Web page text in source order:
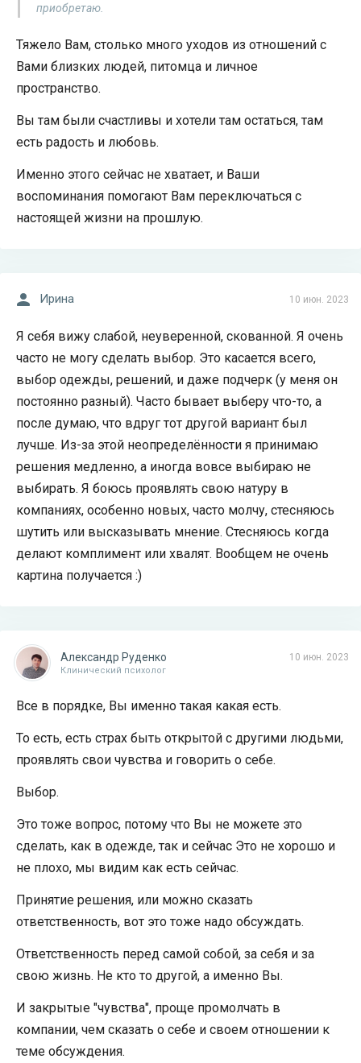
приобретаю.
Тяжело Вам, столько много уходов из отношений с
Вами близких людей, питомца и личное
пространство.
Вы там были счастливы и хотели там остаться, там
есть радость и любовь.
Именно этого сейчас не хватает, и Ваши
воспоминания помогают Вам переключаться с
настоящей жизни на прошлую.
10 июн. 2023
Ирина
Я себя вижу слабой, неуверенной, скованной. Я очень
часто не могу сделать выбор. Это касается всего,
выбор одежды, решений, и даже подчерк (у меня он
постоянно разный). Часто бывает выберу что-то, а
после думаю, что вдруг тот другой вариант был
лучше. Из-за этой неопределённости я принимаю
решения медленно, а иногда вовсе выбираю не
выбирать. Я боюсь проявлять свою натуру в
компаниях, особенно новых, часто молчу, стесняюсь
шутить или высказывать мнение. Стесняюсь когда
делают комплимент или хвалят. Вообщем не очень
картина получается :)
10 июн. 2023
Александр Руденко
Клинический психолог
Все в порядке, Вы именно такая какая есть.
То есть, есть страх быть открытой с другими людьми,
проявлять свои чувства и говорить о себе.
Выбор.
Это тоже вопрос, потому что Вы не можете это
сделать, как в одежде, так и сейчас Это не хорошо и
не плохо, мы видим как есть сейчас.
Принятие решения, или можно сказать
ответственность, вот это тоже надо обсуждать.
Ответственность перед самой собой, за себя и за
свою жизнь. Не кто то другой, а именно Вы.
И закрытые "чувства", проще промолчать в
компании, чем сказать о себе и своем отношении к
теме обсуждения.